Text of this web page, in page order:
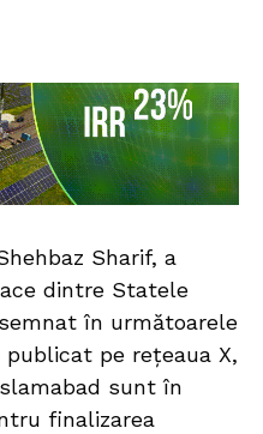
Sharif, a
dintre Statele
în următoarele
pe rețeaua X,
sunt în
finalizarea